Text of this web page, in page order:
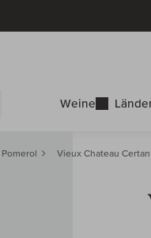
Weine
Pomerol Vieux Chateau Certan